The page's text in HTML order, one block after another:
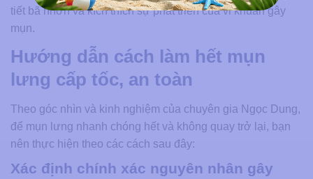
tiết bã nhờn và kích thích sự phát triển của vi khuẩn gây
mụn.
Hướng dẫn cách làm hết mụn
lưng cấp tốc, an toàn
Theo góc nhìn và kinh nghiệm của chuyên gia Ngọc Dung,
để mụn lưng nhanh chóng hết và không quay trở lại, bạn
nên thực hiện theo các cách sau đây:
Xác định chính xác nguyên nhân gây